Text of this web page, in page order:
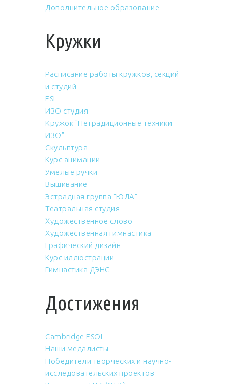
Дополнительное образование
Кружки
Расписание работы кружков, секций
и студий
ESL
ИЗО студия
Кружок "Нетрадиционные техники
ИЗО"
Скульптура
Курс анимации
Умелые ручки
Вышивание
Эстрадная группа "ЮЛА"
Театральная студия
Художественное слово
Художественная гимнастика
Графический дизайн
Курс иллюстрации
Гимнастика ДЭНС
Достижения
Cambridge ESOL
Наши медалисты
Победители творческих и научно-
исследовательских проектов